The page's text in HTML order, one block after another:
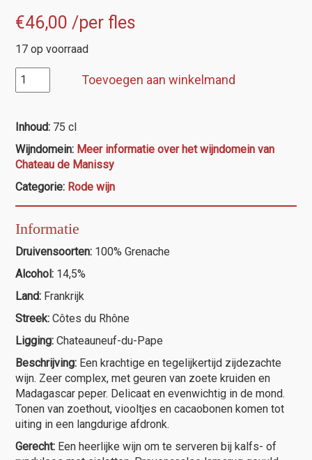
€46,00 /per fles
17 op voorraad
Chateauneuf-
du-
Chateau
de
Manissy
"Terres
Blanches"
aantal
Toevoegen aan winkelmand
Inhoud: 75 cl
Wijndomein: Meer informatie over het wijndomein van
Chateau de Manissy
Categorie: Rode wijn
Informatie
Druivensoorten: 100% Grenache
Alcohol: 14,5%
Land: Frankrijk
Streek:Côtes du Rhône
Ligging:Chateauneuf-du-Pape
Beschrijving: Een krachtige en tegelijkertijd zijdezachte
wijn. Zeer complex, met geuren van zoete kruiden en
Madagascar peper. Delicaat en evenwichtig in de mond.
Tonen van zoethout, viooltjes en cacaobonen komen tot
uiting in een langdurige afdronk.
Gerecht: Een heerlijke wijn om te serveren bij kalfs- of